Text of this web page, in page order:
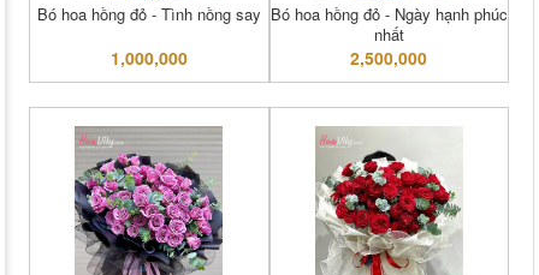
Bó hoa hồng đỏ - Tình nồng say
1,000,000
Bó hoa hồng đỏ - Ngày hạnh phúc
nhất
2,500,000